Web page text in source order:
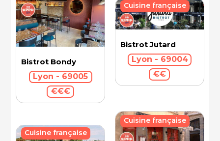
Bistrot Bondy
Lyon - 69005
€€€
Bistrot Jutard
Lyon - 69004
€€
Cuisine française
Cuisine française
Cuisine française